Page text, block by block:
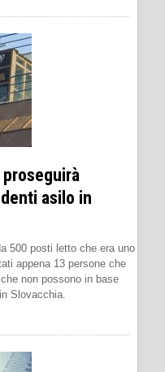
asilo in
500 posti letto che era uno
appena 13 persone che
non possono in base
Slovacchia.